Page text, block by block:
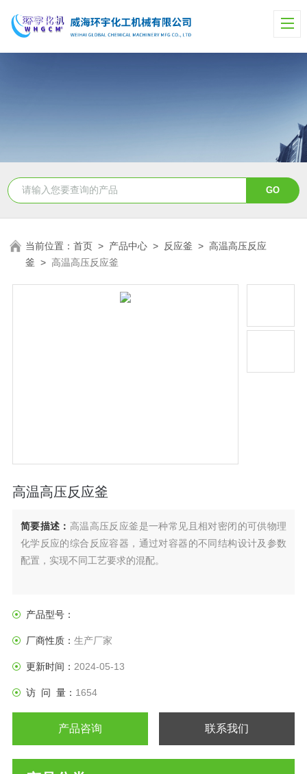
当前位置：首页 > 产品中心 > 反应釜 >高温高压反应
釜 > 高温高压反应釜
高温高压反应釜
简要描述： 高温高压反应釜是一种常见且相对密闭的可供物理
化学反应的综合反应容器，通过对容器的不同结构设计及参数
配置，实现不同工艺要求的混配。
产品型号：
厂商性质： 生产厂家
更新时间： 2024-05-13
访 问 量： 1654
产品咨询 联系我们